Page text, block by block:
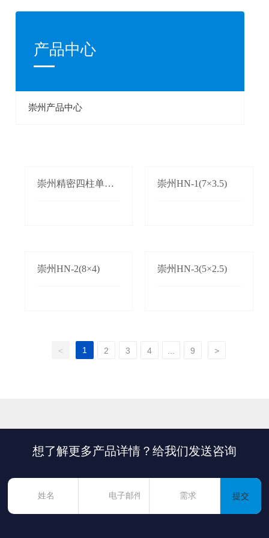
产品中心
崇州产品中心
崇州精密四柱单双
崇州HN-1(7×3.5)
崇州HN-2(8×4) 崇州HN-3(5×2.5)
< 1 2 3 4 9 >
想了解更多产品详情？给我们发送咨询
提交